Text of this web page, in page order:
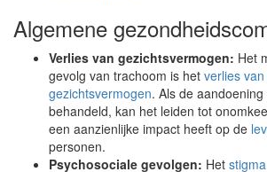
Algemene
Verlies van gezichtsvermogen: Het
gevolg van trachoom is het verlies
gezichtsvermogen. Als de
behandeld, kan het leiden tot
een aanzienlijke impact heeft op de
personen.
Psychosociale gevolgen: Het stigma